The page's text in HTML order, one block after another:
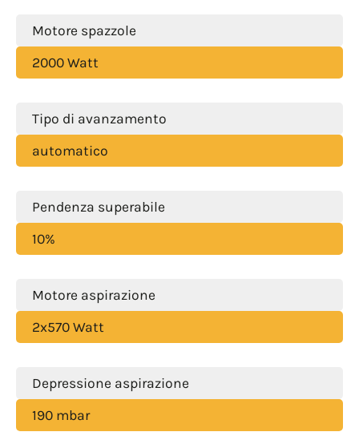
Motore spazzole
2000 Watt
Tipo di avanzamento
automatico
Pendenza superabile
10%
Motore aspirazione
2x570 Watt
Depressione aspirazione
190 mbar